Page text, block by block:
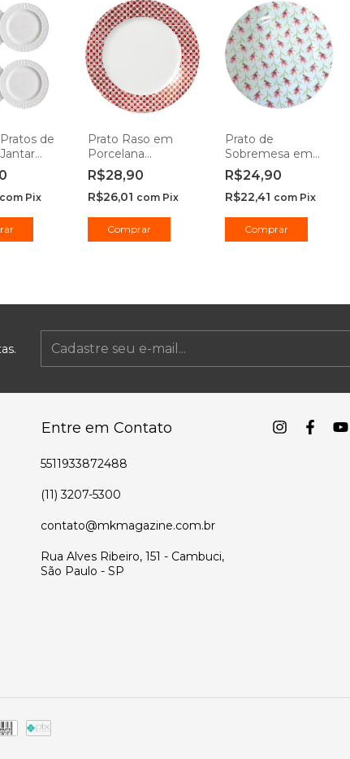
de
Opaline
com Pix
Prato Raso em
Porcelana
Fernanda 1 peça -
Hauskraft
R$28,90
R$26,01 com Pix
Prato de
Sobremesa em
Porcelana Paraíso 1
Peça -
Casambiente
R$24,90
R$22,41 com Pix
Entre em Contato
5511933872488
(11) 3207-5300
contato@mkmagazine.com.br
Rua Alves Ribeiro, 151 - Cambuci,
São Paulo - SP